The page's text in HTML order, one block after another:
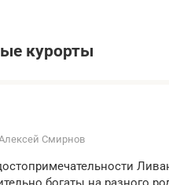
курорты
Смирнов